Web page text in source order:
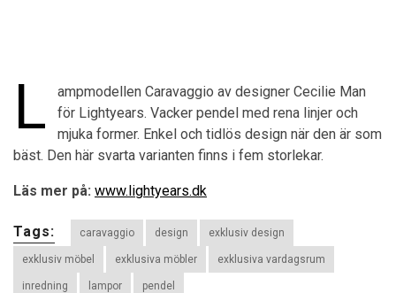
HOOM XTRA
TÄVLINGAR
L
ampmodellen Caravaggio av designer Cecilie Man
för Lightyears. Vacker pendel med rena linjer och
mjuka former. Enkel och tidlös design när den är som
bäst. Den här svarta varianten finns i fem storlekar.
Läs mer på: www.lightyears.dk
Tags: caravaggio design exklusiv design
exklusiv möbel exklusiva möbler exklusiva vardagsrum
inredning lampor pendel